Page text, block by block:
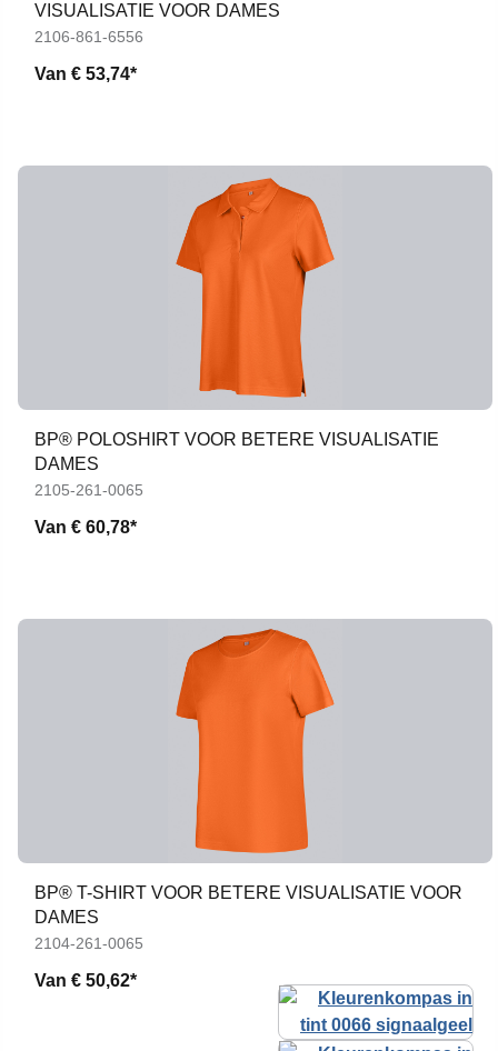
VISUALISATIE VOOR DAMES
2106-861-6556
Van € 53,74*
BP® POLOSHIRT VOOR BETERE VISUALISATIE
DAMES
2105-261-0065
Van € 60,78*
BP® T-SHIRT VOOR BETERE VISUALISATIE VOOR
DAMES
2104-261-0065
Van € 50,62*